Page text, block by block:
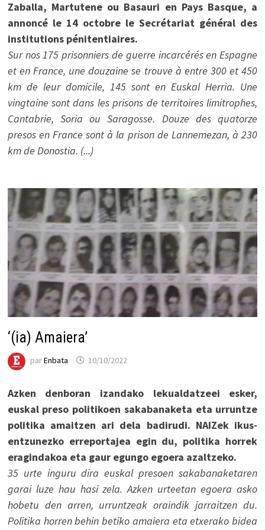
Zaballa, Martutene ou Basauri en Pays Basque, a
annoncé le 14 octobre le Secrétariat général des
institutions pénitentiaires.
Sur nos 175 prisonniers de guerre incarcérés en Espagne
et en France, une douzaine se trouve à entre 300 et 450
km de leur domicile, 145 sont en Euskal Herria. Une
vingtaine sont dans les prisons de territoires limitrophes,
Cantabrie, Soria ou Saragosse. Douze des quatorze
presos en France sont à la prison de Lannemezan, à 230
km de Donostia. (...)
‘(ia) Amaiera’
parEnbata 10/10/2022
Azken denboran izandako lekualdatzeei esker,
euskal preso politikoen sakabanaketa eta urruntze
politika amaitzen ari dela badirudi. NAIZek ikus-
entzunezko erreportajea egin du, politika horrek
eragindakoa eta gaur egungo egoera azaltzeko.
35 urte inguru dira euskal presoen sakabanaketaren
garai luze hau hasi zela. Azken urteetan egoera asko
hobetu den arren, urruntzeak oraindik jarraitzen du.
Politika horren behin betiko amaiera eta etxerako bidea